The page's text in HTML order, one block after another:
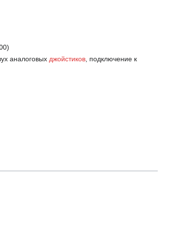
аналоговых джойстиков, подключение к